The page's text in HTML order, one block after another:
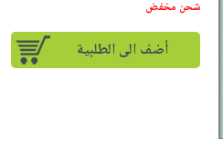
شحن مخفض
أضف الى الطلبية